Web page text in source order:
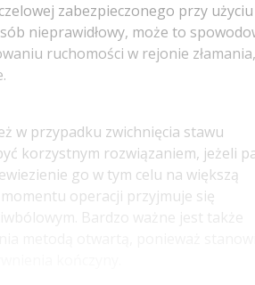
zabezpieczonego przy użyciu
nieprawidłowy, może to
ruchomości w rejonie złamania,
w przypadku zwichnięcia stawu
korzystnym rozwiązaniem, jeżeli
go w tym celu na większą
operacji przyjmuje się
Bardzo ważne jest także